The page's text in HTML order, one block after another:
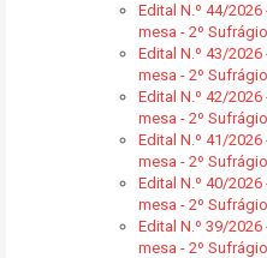
Edital N.º 44/
mesa - 2º
Edital N.º 43/
mesa - 2º
Edital N.º 42/
mesa - 2º
Edital N.º 41/
mesa - 2º
Edital N.º 40/
mesa - 2º
Edital N.º 39/
mesa - 2º